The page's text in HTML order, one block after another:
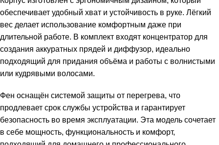
обеспечивает удобный хват и устойчивость в руке. Лёгкий
вес делает использование комфортным даже при
длительной работе. В комплект входят концентратор для
создания аккуратных прядей и диффузор, идеально
подходящий для придания объёма и работы с волнистыми
или кудрявыми волосами.
Фен оснащён системой защиты от перегрева, что
продлевает срок службы устройства и гарантирует
безопасность во время эксплуатации. Эта модель сочетает
в себе мощность, функциональность и комфорт,